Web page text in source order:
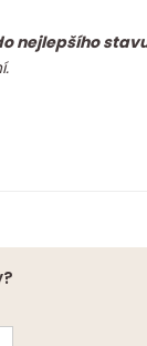
nejlepšího